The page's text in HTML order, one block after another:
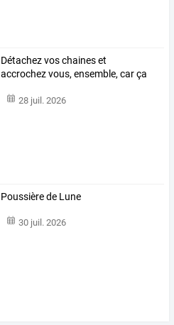
Détachezvoschaineset
accrochezvous, ensemble, carça
28 juil. 2026
Poussière de Lune
30 juil. 2026